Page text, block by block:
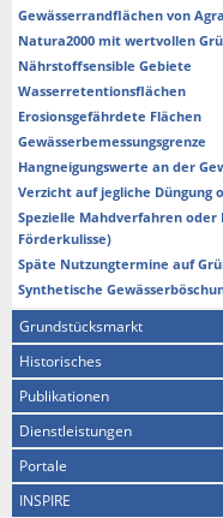
Gewässerrandflächen von
Natura2000 mit wertvollen
Nährstoffsensible Gebiete
Wasserretentionsflächen
Erosionsgefährdete Flächen
Gewässerbemessungsgrenze
Hangneigungswerte an der
Verzicht auf jegliche Düngung
Spezielle Mahdverfahren oder
Förderkulisse)
Späte Nutzungtermine auf
Synthetische
Grundstücksmarkt
Historisches
Publikationen
Dienstleistungen
Portale
INSPIRE